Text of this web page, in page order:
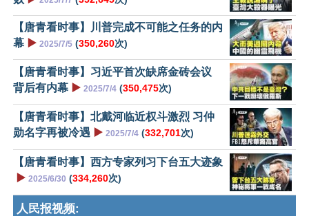
【唐青看时事】川普完成不可能之任务的内
幕 ▶️ 2025/7/5 (350,260次)
【唐青看时事】习近平首次缺席金砖会议
背后有内幕 ▶️ 2025/7/4 (350,475次)
【唐青看时事】北戴河临近权斗激烈 习仲
勋名字再被冷遇 ▶️ 2025/7/4 (332,701次)
【唐青看时事】西方专家列习下台五大迹象
▶️ 2025/6/30 (334,260次)
人民报视频: